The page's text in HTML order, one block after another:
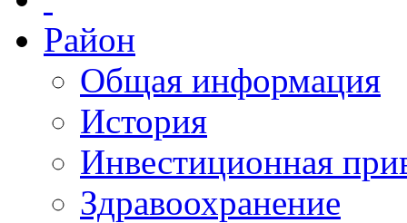
Район
Общая информация
История
Инвестиционная
Здравоохранение